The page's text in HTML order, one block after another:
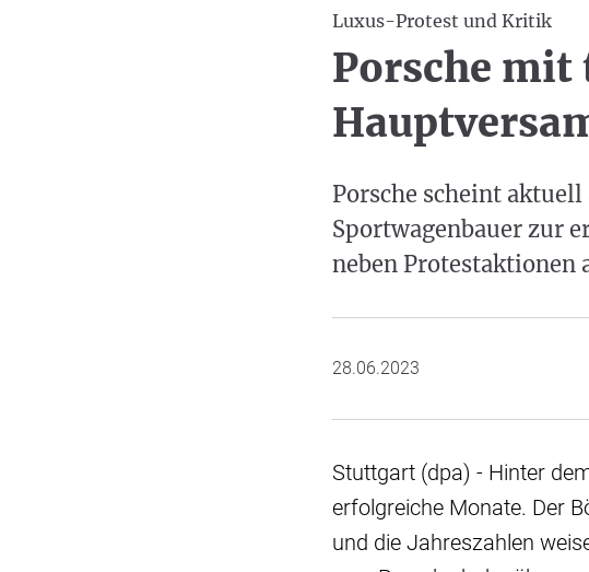
Luxus-Protest und Kritik
Porsche
Porsche scheint
Sportwagenbauer zur
neben Protestaktionen
28.06.2023
Stuttgart (dpa) - Hinter
erfolgreiche Monate. Der
und die Jahreszahlen